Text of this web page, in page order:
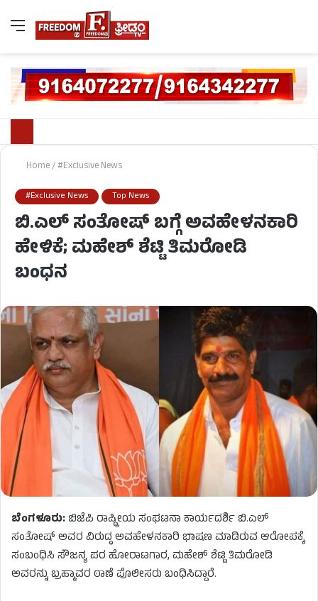
Home/#Exclusive News
#Exclusive News Top News
ಬಿ.ಎಲ್​ ಸಂತೋಷ್​ ಬಗ್ಗೆ ಅವಹೇಳನಕಾರಿ
ಹೇಳಿಕೆ; ಮಹೇಶ್​ ಶೆಟ್ಟಿ ತಿಮರೋಡಿ
ಬಂಧನ
ಬೆಂಗಳೂರು:ಬಿಜೆಪಿ ರಾಷ್ಟ್ರೀಯ ಸಂಘಟನಾ ಕಾರ್ಯದರ್ಶಿ ಬಿ.ಎಲ್​
ಸಂತೋಷ್​ ಅವರ ವಿರುದ್ಧ ಅವಹೇಳನಕಾರಿ ಭಾಷಣ ಮಾಡಿರುವ ಆರೋಪಕ್ಕೆ
ಸಂಬಂಧಿಸಿ ಸೌಜನ್ಯ ಪರ ಹೋರಾಟಗಾರ, ಮಹೇಶ್​​ ಶೆಟ್ಟಿ ತಿಮರೋಡಿ
ಅವರನ್ನು ಬ್ರಹ್ಮಾವರ ಠಾಣೆ ಪೊಲೀಸರು ಬಂಧಿಸಿದ್ದಾರೆ.